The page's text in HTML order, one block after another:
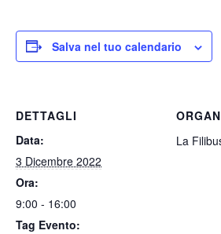
Salva nel tuo calendario
DETTAGLI
Data:
3 Dicembre 2022
Ora:
9:00 - 16:00
Tag Evento:
La